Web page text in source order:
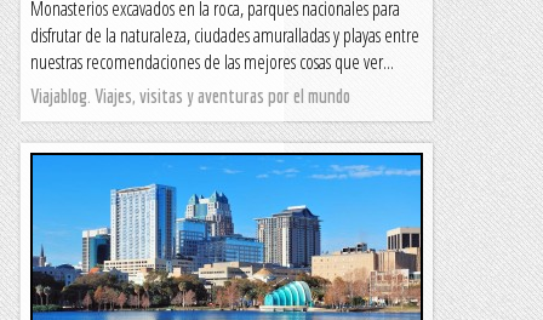
Monasterios excavados en la roca, parques nacionales para
disfrutar de la naturaleza, ciudades amuralladas y playas entre
nuestras recomendaciones de las mejores cosas que ver...
Viajablog. Viajes, visitas y aventuras por el mundo